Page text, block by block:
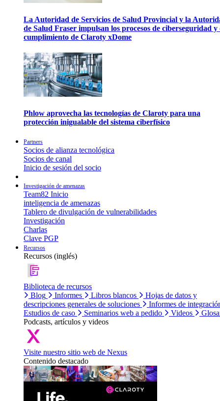
La Autoridad de Servicios de Salud Provincial y la
de Salud Fraser impulsan los procesos de ciberseguridad y
cumplimiento de Claroty xDome
Phlow aprovecha las tecnologías de Claroty para una
protección inigualable del sistema ciberfísico
Partners
Socios de alianza tecnológica
Socios de canal
Inicio de sesión del socio
Investigación de amenazas
Team82 Inicio
inteligencia de amenazas
Tablero de divulgación de vulnerabilidades
Investigación
Charlas
Clave PGP
Recursos
Recursos (inglés)
Biblioteca de recursos
Blog
Informes Libros blancos
Hojas de datos y
descripciones generales de soluciones
Informes de
Estudios de caso
Seminarios web a pedido Videos
Podcasts, artículos y videos
Visite nuestro sitio web de Nexus
Contenido destacado